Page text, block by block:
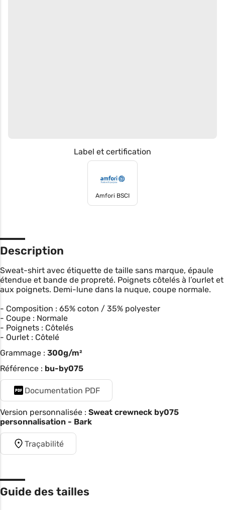
Label et certification
Amfori BSCI
Description
Sweat-shirt avec étiquette de taille sans marque, épaule
étendue et bande de propreté. Poignets côtelés à l’ourlet et
aux poignets. Demi-lune dans la nuque, coupe normale.
- Composition : 65% coton / 35% polyester
- Coupe : Normale
- Poignets : Côtelés
- Ourlet : Côtelé
Grammage : 300g/m²
Référence : bu-by075
Documentation PDF
Version personnalisée : Sweat crewneck by075
personnalisation - Bark
Traçabilité
Guide des tailles